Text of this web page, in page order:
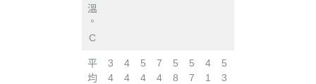
溫
°
C
平
均
3
4
4
4
5
4
7
4
5
8
5
7
4
1
5
3